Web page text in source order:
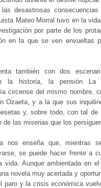
desastrosas
Mateo Morral tuvo en la
por parte de los
en la que se ven envueltas
también con dos
la historia, la pensión La
circense del mismo nombre,
Ozaeta, y a la que sus
y, sobre todo, con tal de
de las miserias que los
nos enseña que, mientras
se puede hacer frente a
Aunque ambientada en
novela muy acertada y
paro y la crisis económica